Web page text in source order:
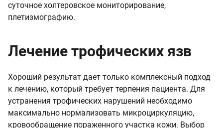
суточное холтеровское мониторирование,
плетизмографию.
Лечение трофических язв
Хороший результат дает только комплексный подход
к лечению, который требует терпения пациента. Для
устранения трофических нарушений необходимо
максимально нормализовать микроциркуляцию,
кровообращение пораженного участка кожи. Выбор